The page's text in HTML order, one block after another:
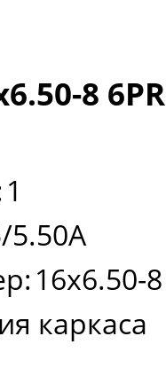
8
1
5.50A
16x6.50-8
каркаса